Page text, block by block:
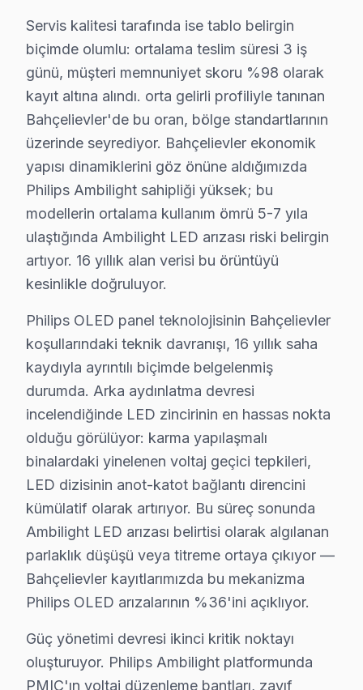
Bahçelievler'de philips akıllı TV'ler Türkiye'de TP
Bahçelievler bölgesinde işlemci ve yazılım tarafı da
Bahçelievler'de p5 (5. nesil işlemci) chip, ana kart
Bahçelievler servisimizde bu TV tamiri sırasında
1. Bahçelievler'de Ambilight LED şerit değişiminde
2. Bahçelievler'de P5 Pro chip BGA reballingde 255-
3. Bahçelievler'de bu cihaz OLED modellerde panel
4. Bahçelievler'de Android güncelleme sorunu:
5. Bahçelievler'de Ambilight senkronizasyon
Bahçelievler bu marka Onarım Fiyat Rehberi (2025):
• Bahçelievler'de panel değişimi: 3.800 – 10.000 TL
• Bahçelievler'de güç kartı tamiri: 500 – 1.400 TL
• Bahçelievler'de LED backlight değişimi: 400 – 1.000
Bahçelievler'de fiyatlar model, boyut ve arıza
Philips TV Teknik Profil ve Servis Rehberi
Bahçelievler'de Philips görüntüleme sistemi Servis
Bahçelievler Servisinde Philips Onarım Notları
1. Bahçelievler'de Ambilight LED şerit değişiminde
2. Bahçelievler'de P5 Pro chip BGA reballingde 255-
3. Bahçelievler'de Philips OLED modellerde panel
4. Bahçelievler'de Android güncelleme sorunu:
5. Bahçelievler'de Ambilight senkronizasyon
Bahçelievler'de Philips Panel Teknolojisi
Bahçelievler'de philips televizyon paneli'ler
Bahçelievler Servisimizde Philips İşlemci Mimarisi
Servis kalitesi tarafında ise tablo belirgin
biçimde olumlu: ortalama teslim süresi 3 iş
günü, müşteri memnuniyet skoru %98 olarak
kayıt altına alındı. orta gelirli profiliyle tanınan
Bahçelievler'de bu oran, bölge standartlarının
üzerinde seyrediyor. Bahçelievler ekonomik
yapısı dinamiklerini göz önüne aldığımızda
Philips Ambilight sahipliği yüksek; bu
modellerin ortalama kullanım ömrü 5-7 yıla
ulaştığında Ambilight LED arızası riski belirgin
artıyor. 16 yıllık alan verisi bu örüntüyü
kesinlikle doğruluyor.
Philips OLED panel teknolojisinin Bahçelievler
koşullarındaki teknik davranışı, 16 yıllık saha
kaydıyla ayrıntılı biçimde belgelenmiş
durumda. Arka aydınlatma devresi
incelendiğinde LED zincirinin en hassas nokta
olduğu görülüyor: karma yapılaşmalı
binalardaki yinelenen voltaj geçici tepkileri,
LED dizisinin anot-katot bağlantı direncini
kümülatif olarak artırıyor. Bu süreç sonunda
Ambilight LED arızası belirtisi olarak algılanan
parlaklık düşüşü veya titreme ortaya çıkıyor —
Bahçelievler kayıtlarımızda bu mekanizma
Philips OLED arızalarının %36'ini açıklıyor.
Güç yönetimi devresi ikinci kritik noktayı
oluşturuyor. Philips Ambilight platformunda
PMIC'ın voltaj düzenleme bantları, zayıf